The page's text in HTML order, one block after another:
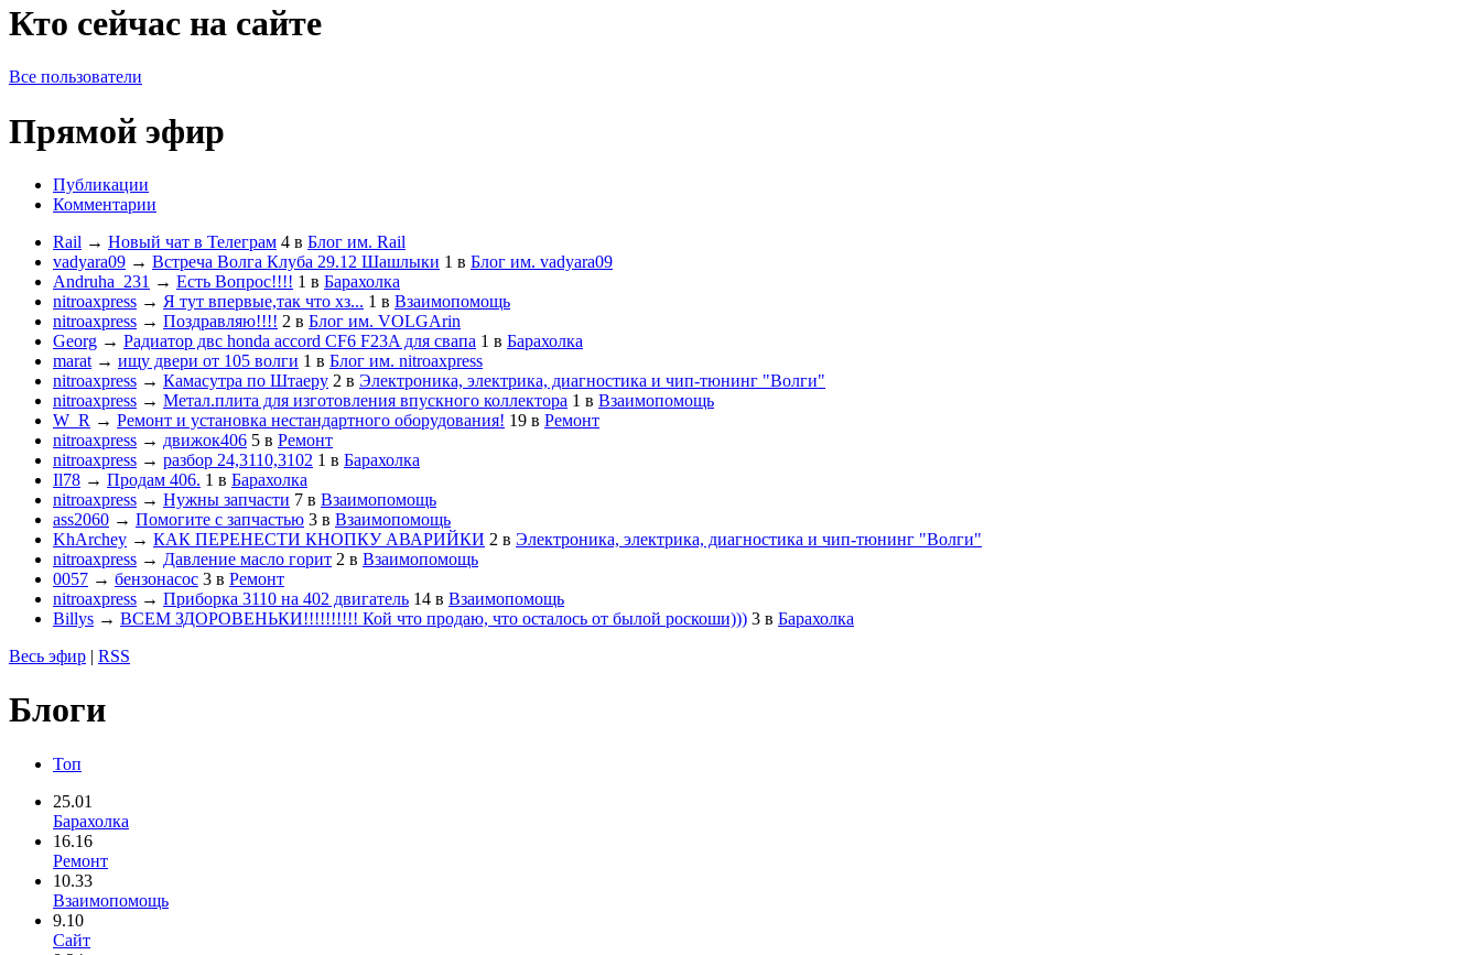
Кто сейчас на сайте
Все пользователи
Прямой эфир
Публикации
Комментарии
Rail → Новый чат в Телеграм 4 в Блог им. Rail
vadyara09 → Встреча Волга Клуба 29.12 Шашлыки 1 в Блог им. vadyara09
Andruha_231 → Есть Вопрос!!!! 1 в Барахолка
nitroaxpress → Я тут впервые,так что хз... 1 в Взаимопомощь
nitroaxpress → Поздравляю!!!! 2 в Блог им. VOLGArin
Georg → Радиатор двс honda accord CF6 F23A для свапа 1 в Барахолка
marat → ищу двери от 105 волги 1 в Блог им. nitroaxpress
nitroaxpress → Камасутра по Штаеру 2 в Электроника, электрика, диагностика и чип-тюнинг "Волги"
nitroaxpress → Метал.плита для изготовления впускного коллектора 1 в Взаимопомощь
W_R → Ремонт и установка нестандартного оборудования! 19 в Ремонт
nitroaxpress → движок406 5 в Ремонт
nitroaxpress → разбор 24,3110,3102 1 в Барахолка
Il78 → Продам 406. 1 в Барахолка
nitroaxpress → Нужны запчасти 7 в Взаимопомощь
ass2060 → Помогите с запчастью 3 в Взаимопомощь
KhArchey → КАК ПЕРЕНЕСТИ КНОПКУ АВАРИЙКИ 2 в Электроника, электрика, диагностика и чип-тюнинг "Волги"
nitroaxpress → Давление масло горит 2 в Взаимопомощь
0057 → бензонасос 3 в Ремонт
nitroaxpress → Приборка 3110 на 402 двигатель 14 в Взаимопомощь
Billys → ВСЕМ ЗДОРОВЕНЬКИ!!!!!!!!!! Кой что продаю, что осталось от былой роскоши))) 3 в Барахолка
Весь эфир | RSS
Блоги
Топ
25.01
Барахолка
16.16
Ремонт
10.33
Взаимопомощь
9.10
Сайт